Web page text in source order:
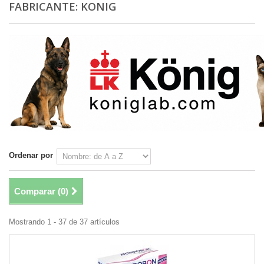
FABRICANTE: KONIG
Ordenar por
Comparar (0)
Mostrando 1 - 37 de 37 artículos